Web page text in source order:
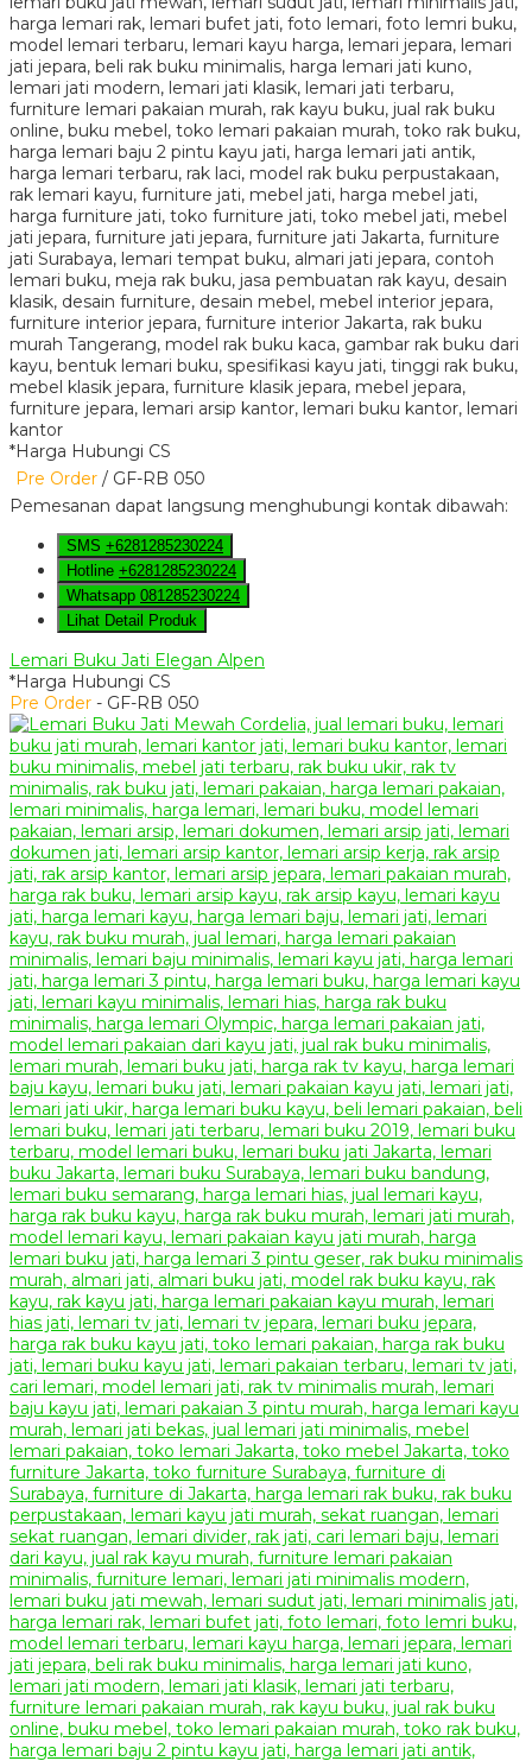
*Harga Hubungi CS
Pre Order / GF-RB 050
Pemesanan dapat langsung menghubungi kontak dibawah:
SMS +6281285230224
Hotline +6281285230224
Whatsapp 081285230224
Lihat Detail Produk
Lemari Buku Jati Elegan Alpen
*Harga Hubungi CS
Pre Order - GF-RB 050